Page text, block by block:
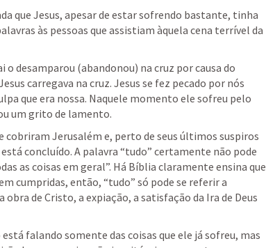
que Jesus, apesar de estar sofrendo bastante, tinha
às pessoas que assistiam àquela cena terrível da
o desamparou (abandonou) na cruz por causa do
carregava na cruz. Jesus se fez pecado por nós
que era nossa. Naquele momento ele sofreu pelo
um grito de lamento.
cobriram Jerusalém e, perto de seus últimos suspiros
concluído. A palavra “tudo” certamente não pode
as coisas em geral”. Há Bíblia claramente ensina que
cumpridas, então, “tudo” só pode se referir a
de Cristo, a expiação, a satisfação da Ira de Deus
falando somente das coisas que ele já sofreu, mas